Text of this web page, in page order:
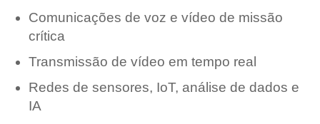
Comunicações de voz e vídeo de missão
crítica
Transmissão de vídeo em tempo real
Redes de sensores, IoT, análise de dados e
IA